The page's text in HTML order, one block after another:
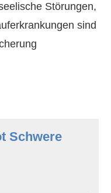
Störungen,
sind
Schwe­re